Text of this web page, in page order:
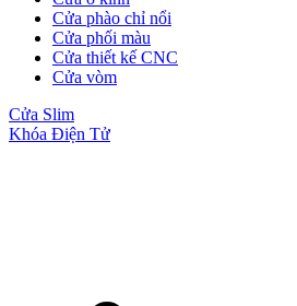
Cửa phào chỉ nổi
Cửa phối màu
Cửa thiết kế CNC
Cửa vòm
Cửa Slim
Khóa Điện Tử